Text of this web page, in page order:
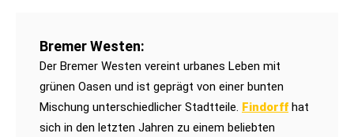
Bremer Westen:
Der Bremer Westen vereint urbanes Leben mit
grünen Oasen und ist geprägt von einer bunten
Mischung unterschiedlicher Stadtteile. Findorff hat
sich in den letzten Jahren zu einem beliebten